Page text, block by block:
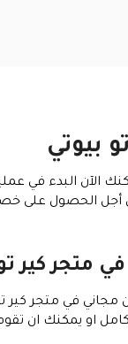
بيوتي
الآن البدء في
أجل الحصول على
متجر كير
او يمكنك ان